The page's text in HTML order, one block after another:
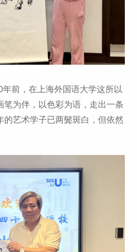
前，在上海外国语大学这所以
为伴，以色彩为语，走出一条
艺术学子已两鬓斑白，但依然